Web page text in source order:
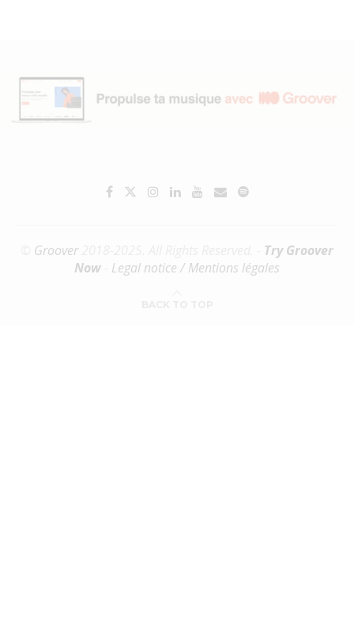
Groover2018-2025. All Rights Reserved. - Try Groover
Now
Legal notice / Mentions légales